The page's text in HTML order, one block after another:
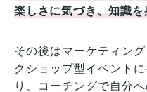
楽しさに気づき、知識
その後はマーケティン
クショップ型イベント
り、コーチングで自分